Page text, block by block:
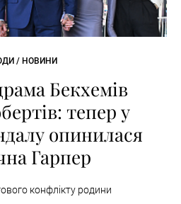
/ НОВИНИ
Бекхемів
тепер у
опинилася
Гарпер
конфлікту родини